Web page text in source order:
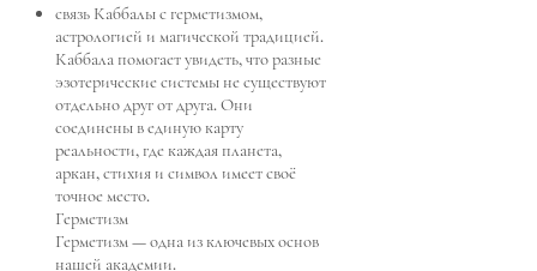
связь Каббалы с герметизмом,
астрологией и магической традицией.
Каббала помогает увидеть, что разные
эзотерические системы не существуют
отдельно друг от друга. Они
соединены в единую карту
реальности, где каждая планета,
аркан, стихия и символ имеет своё
точное место.
Герметизм
Герметизм — одна из ключевых основ
нашей академии.